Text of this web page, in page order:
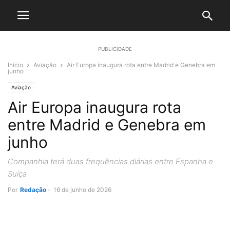
PUBLICIDADE
Início Aviação
Air Europa inaugura rota entre Madrid e Genebra em
junho
Aviação
Air Europa inaugura rota
entre Madrid e Genebra em
junho
Companhia terá duas frequências diárias entre Espanha e
Suíça
Por Redação - 16 de junho de 2026